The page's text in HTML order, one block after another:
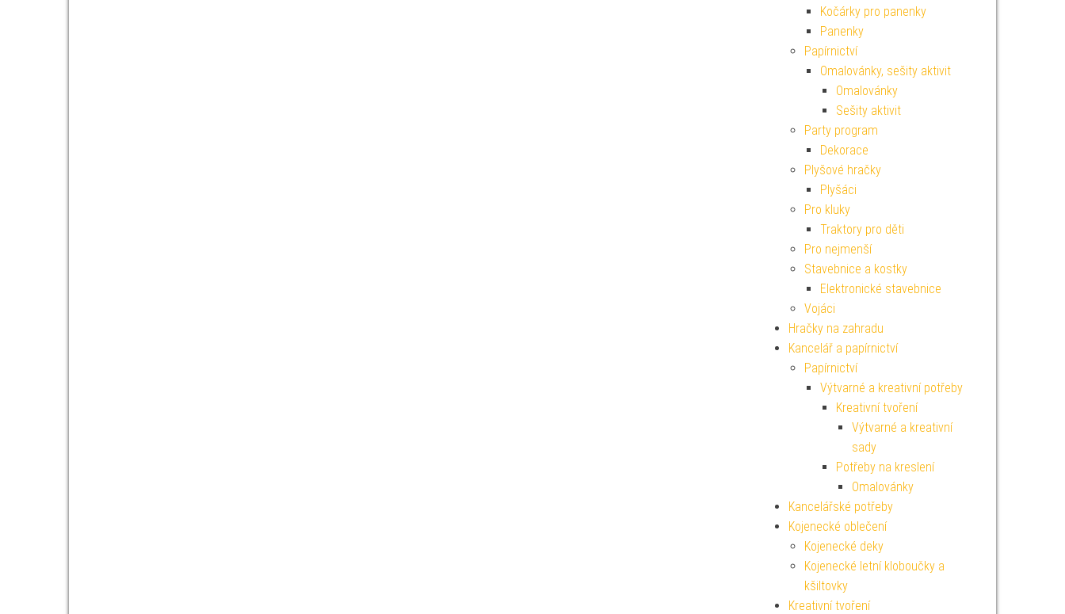
Kočárky pro panenky
Panenky
Papírnictví
Omalovánky, sešity aktivit
Omalovánky
Sešity aktivit
Party program
Dekorace
Plyšové hračky
Plyšáci
Pro kluky
Traktory pro děti
Pro nejmenší
Stavebnice a kostky
Elektronické stavebnice
Vojáci
Hračky na zahradu
Kancelář a papírnictví
Papírnictví
Výtvarné a kreativní potřeby
Kreativní tvoření
Výtvarné a kreativní
sady
Potřeby na kreslení
Omalovánky
Kancelářské potřeby
Kojenecké oblečení
Kojenecké deky
Kojenecké letní kloboučky a
kšiltovky
Kreativní tvoření